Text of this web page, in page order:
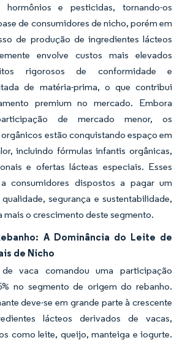
hormônios e pesticidas, tornando-os
de consumidores de nicho, porém em
de produção de ingredientes lácteos
envolve custos mais elevados
rigorosos de conformidade e
de matéria-prima, o que contribui
premium no mercado. Embora
de mercado menor, os
estão conquistando espaço em
incluindo fórmulas infantis orgânicas,
e ofertas lácteas especiais. Esses
consumidores dispostos a pagar um
segurança e sustentabilidade,
mais o crescimento deste segmento.
A Dominância do Leite de
de Nicho
vaca comandou uma participação
no segmento de origem do rebanho.
deve-se em grande parte à crescente
lácteos derivados de vacas,
como leite, queijo, manteiga e iogurte.